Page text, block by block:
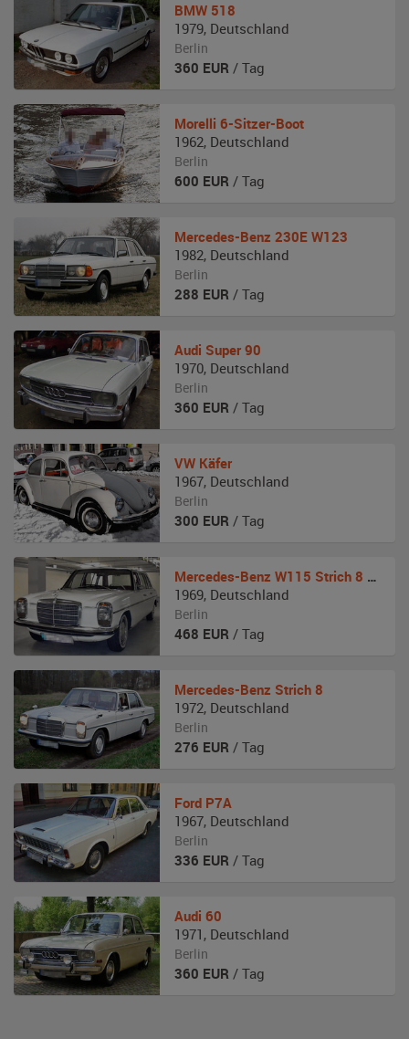
BMW 518
1979, Deutschland
Berlin
360 EUR / Tag
Morelli 6-Sitzer-Boot
1962, Deutschland
Berlin
600 EUR / Tag
Mercedes-Benz 230E W123
1982, Deutschland
Berlin
288 EUR / Tag
Audi Super 90
1970, Deutschland
Berlin
360 EUR / Tag
VW Käfer
1967, Deutschland
Berlin
300 EUR / Tag
Mercedes-Benz W115 Strich 8 Pullmann
1969, Deutschland
Berlin
468 EUR / Tag
Mercedes-Benz Strich 8
1972, Deutschland
Berlin
276 EUR / Tag
Ford P7A
1967, Deutschland
Berlin
336 EUR / Tag
Audi 60
1971 , Deutschland
Berlin
360 EUR / Tag